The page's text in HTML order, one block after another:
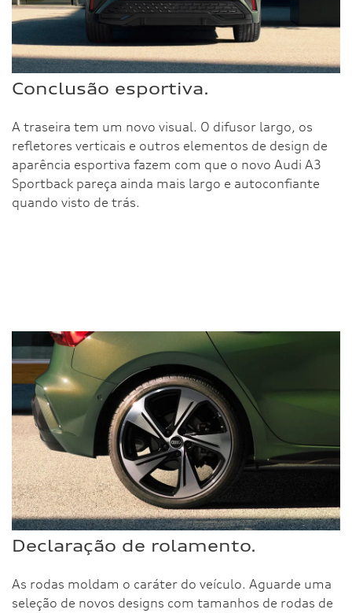
Conclusão esportiva.
A traseira tem um novo visual. O difusor largo, os
refletores verticais e outros elementos de design de
aparência esportiva fazem com que o novo Audi A3
Sportback pareça ainda mais largo e autoconfiante
quando visto de trás.
Declaração de rolamento.
As rodas moldam o caráter do veículo. Aguarde uma
seleção de novos designs com tamanhos de rodas de